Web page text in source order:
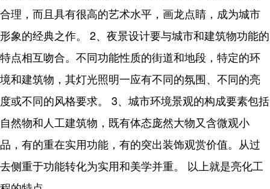
合理，而且具有很高的艺术水平，画龙点睛，成为城市
形象的经典之作。 2、夜景设计要与城市和建筑物功能的
特点相互吻合。不同功能性质的街道和地段，特定的环
境和建筑物，其灯光照明一应有不同的氛围、不同的亮
度或不同的风格要求。 3、城市环境景观的构成要素包括
自然物和人工建筑物，既有体态庞然大物又含微观小
品，有的重在实用功能，有的突出装饰观赏价值。从过
去侧重于功能转化为实用和美学并重。 以上就是亮化工